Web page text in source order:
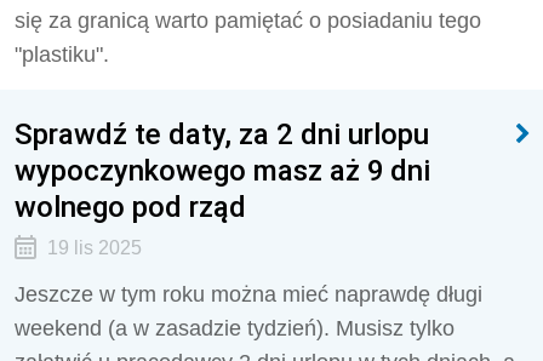
się za granicą warto pamiętać o posiadaniu tego
"plastiku".
Sprawdź te daty, za 2 dni urlopu
wypoczynkowego masz aż 9 dni
wolnego pod rząd
19 lis 2025
Jeszcze w tym roku można mieć naprawdę długi
weekend (a w zasadzie tydzień). Musisz tylko